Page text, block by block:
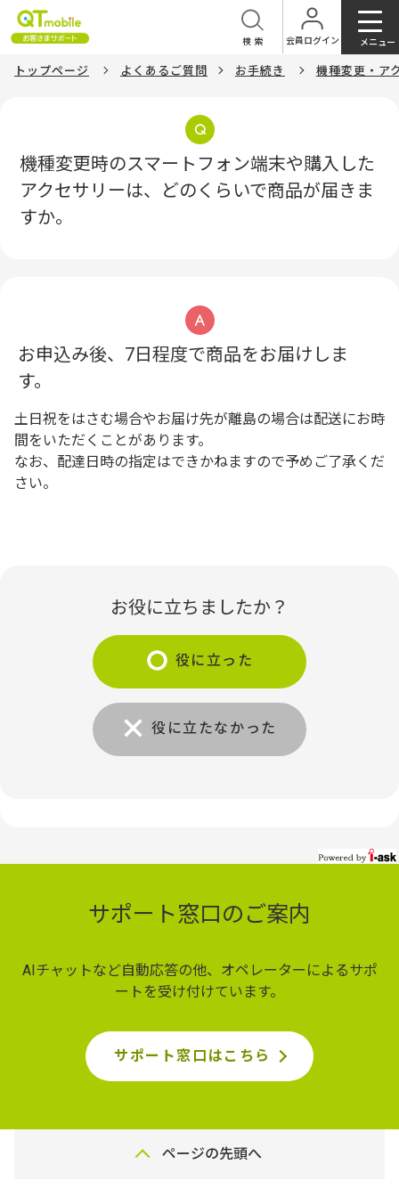
会員ログイン
検索 メニュー
トップページ よくあるご質問 お手続き 機種変更・ア
機種変更時のスマートフォン端末や購入した
アクセサリーは、どのくらいで商品が届きま
すか。
お申込み後、7日程度で商品をお届けしま
す。
土日祝をはさむ場合やお届け先が離島の場合は配送にお時
間をいただくことがあります。
なお、配達日時の指定はできかねますので予めご了承くだ
さい。
お役に立ちましたか？
役に立った
役に立たなかった
サポート窓口のご案内
AIチャットなど自動応答の他、オペレーターによるサポ
ートを受け付けています。
サポート窓口はこちら
ページの先頭へ